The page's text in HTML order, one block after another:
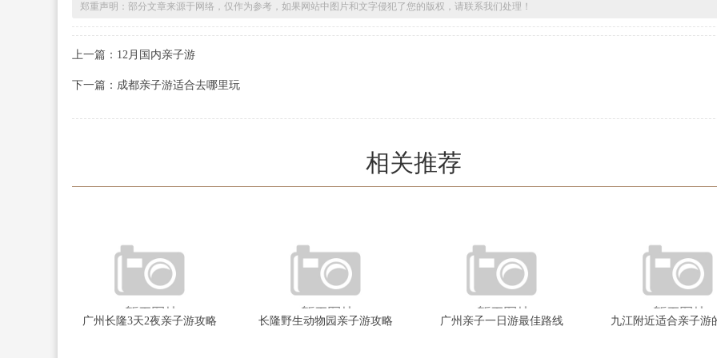
郑重声明：部分文章来源于网络，仅作为参考，如果网站中图片和文字侵犯了您的版权，请联系我们处理！
上一篇：12月国内亲子游
下一篇：成都亲子游适合去哪里玩
相关推荐
广州长隆3天2夜亲子游攻略 长隆野生动物园亲子游攻略 广州亲子一日游最佳路线 九江附近适合亲子游